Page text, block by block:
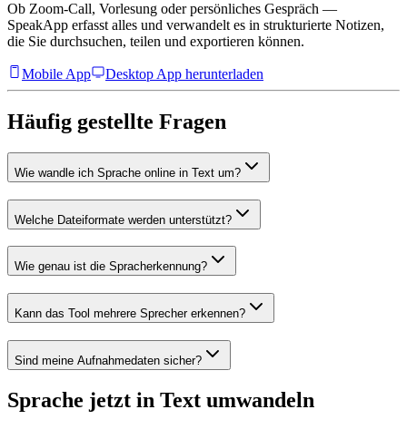
Ob Zoom-Call, Vorlesung oder persönliches Gespräch —
SpeakApp erfasst alles und verwandelt es in strukturierte Notizen,
die Sie durchsuchen, teilen und exportieren können.
Mobile App Desktop App herunterladen
Häufig gestellte Fragen
Wie wandle ich Sprache online in Text um?
Welche Dateiformate werden unterstützt?
Wie genau ist die Spracherkennung?
Kann das Tool mehrere Sprecher erkennen?
Sind meine Aufnahmedaten sicher?
Sprache jetzt in Text umwandeln